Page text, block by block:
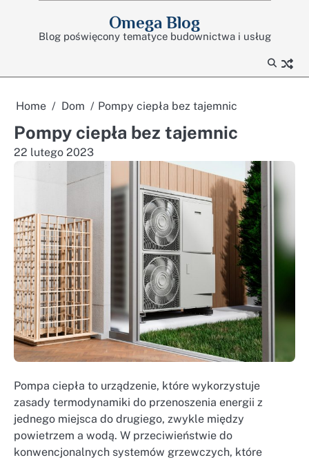
Omega Blog
Blog poświęcony tematyce budownictwa i usług
Home Dom Pompy ciepła bez tajemnic
Pompy ciepła bez tajemnic
22 lutego 2023
Pompa ciepła to urządzenie, które wykorzystuje
zasady termodynamiki do przenoszenia energii z
jednego miejsca do drugiego, zwykle między
powietrzem a wodą. W przeciwieństwie do
konwencjonalnych systemów grzewczych, które